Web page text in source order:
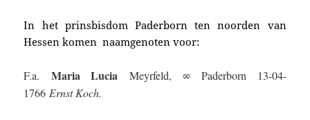
In het prinsbisdom Paderborn ten noorden van
Hessen komen naamgenoten voor:
F.a. Maria Lucia Meyrfeld, ∞ Paderborn 13-04-
1766Ernst Koch.